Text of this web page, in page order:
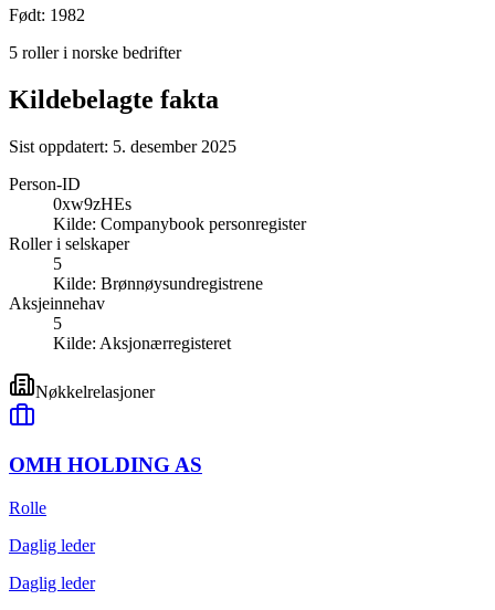
Født: 1982
5 roller i norske bedrifter
Kildebelagte fakta
Sist oppdatert: 5. desember 2025
Person-ID
0xw9zHEs
Kilde: Companybook personregister
Roller i selskaper
5
Kilde: Brønnøysundregistrene
Aksjeinnehav
5
Kilde: Aksjonærregisteret
Nøkkelrelasjoner
OMH HOLDING AS
Rolle
Daglig leder
Daglig leder